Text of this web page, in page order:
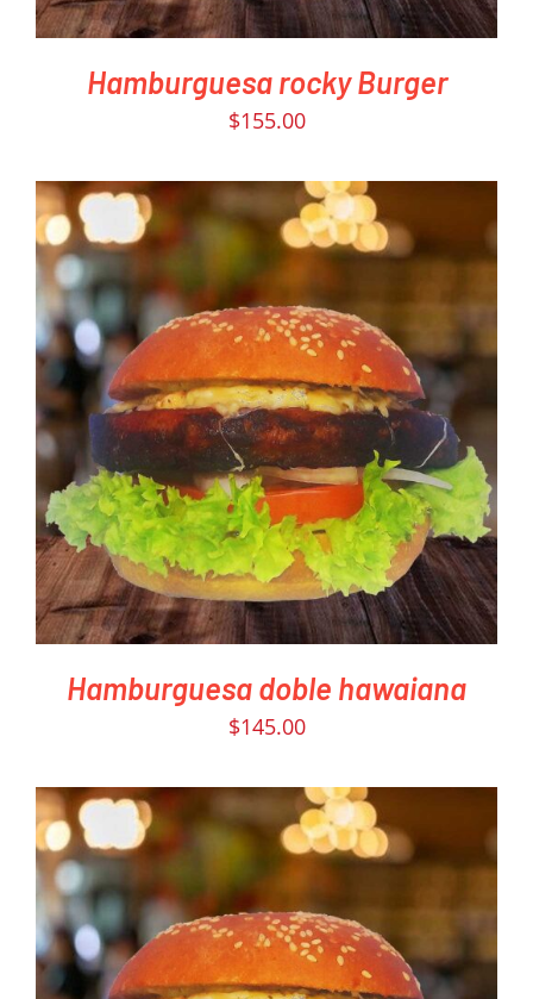
Hamburguesa rocky Burger
$155.00
PEDIR AHORA
/
DETAILS
Hamburguesa doble hawaiana
$145.00